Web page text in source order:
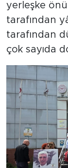
yerleşke
tarafından
tarafından
çok sayıda